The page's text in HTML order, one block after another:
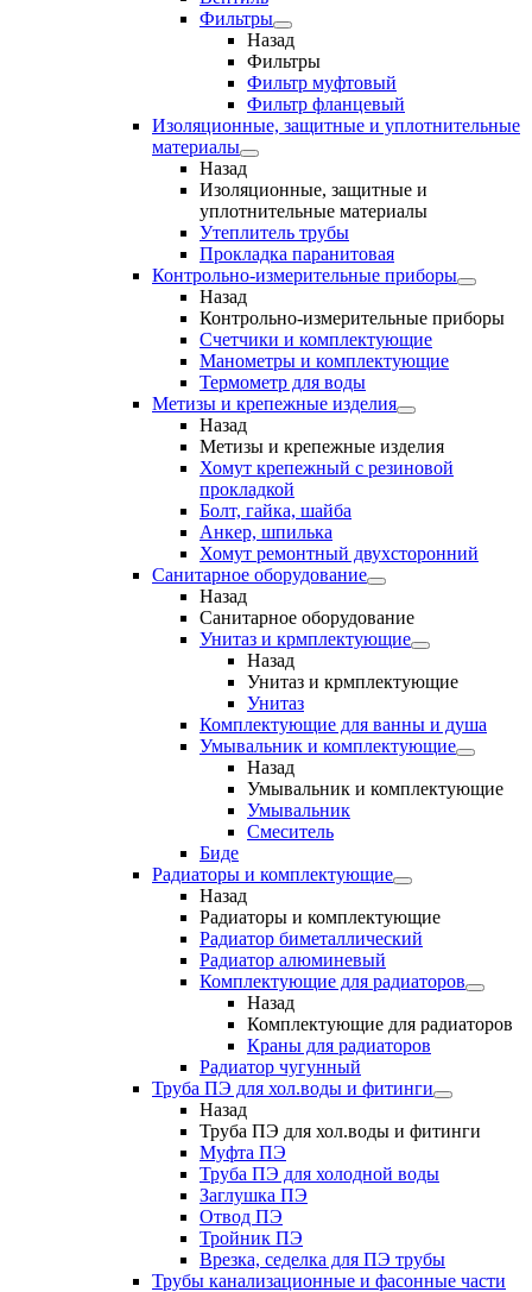
Фильтры
Назад
Фильтры
Фильтр муфтовый
Фильтр фланцевый
Изоляционные, защитные и уплотнительные
материалы
Назад
Изоляционные, защитные и
уплотнительные материалы
Утеплитель трубы
Прокладка паранитовая
Контрольно-измерительные приборы
Назад
Контрольно-измерительные приборы
Счетчики и комплектующие
Манометры и комплектующие
Термометр для воды
Метизы и крепежные изделия
Назад
Метизы и крепежные изделия
Хомут крепежный с резиновой
прокладкой
Болт, гайка, шайба
Анкер, шпилька
Хомут ремонтный двухсторонний
Санитарное оборудование
Назад
Санитарное оборудование
Унитаз и крмплектующие
Назад
Унитаз и крмплектующие
Унитаз
Комплектующие для ванны и душа
Умывальник и комплектующие
Назад
Умывальник и комплектующие
Умывальник
Смеситель
Биде
Радиаторы и комплектующие
Назад
Радиаторы и комплектующие
Радиатор биметаллический
Радиатор алюминевый
Комплектующие для радиаторов
Назад
Комплектующие для радиаторов
Краны для радиаторов
Радиатор чугунный
Труба ПЭ для хол.воды и фитинги
Назад
Труба ПЭ для хол.воды и фитинги
Муфта ПЭ
Труба ПЭ для холодной воды
Заглушка ПЭ
Отвод ПЭ
Тройник ПЭ
Врезка, седелка для ПЭ трубы
Трубы канализационные и фасонные части